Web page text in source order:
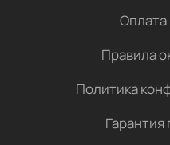
Оплата
Правила
Политика